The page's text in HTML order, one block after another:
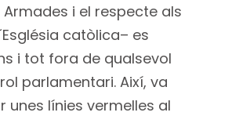
Armades i el respecte als
catòlica– es
i tot fora de qualsevol
parlamentari. Així, va
unes línies vermelles al